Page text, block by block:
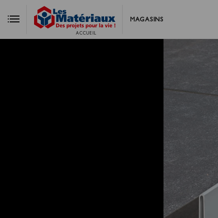
ACCUEIL
MAGASINS